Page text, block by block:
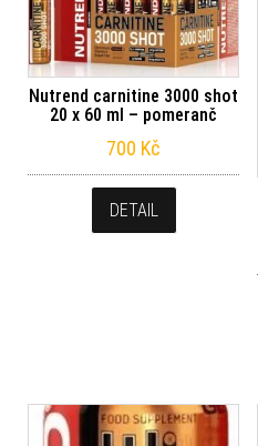
Nutrend carnitine 3000 shot
20 x 60 ml – pomeranč
700 Kč
DETAIL